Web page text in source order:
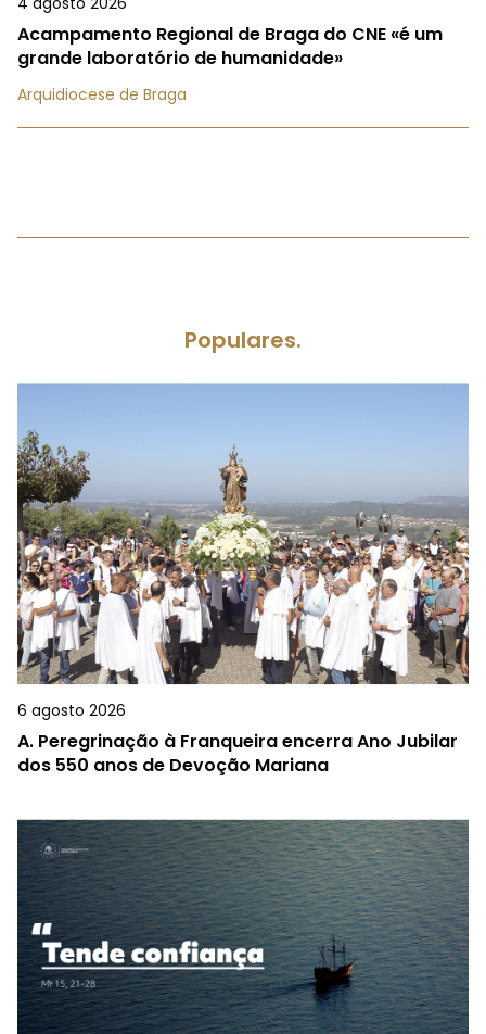
Acampamento Regional de Braga do CNE «é um
grande laboratório de humanidade»
Arquidiocese de Braga
Populares.
6 agosto 2026
A. Peregrinação à Franqueira encerra Ano Jubilar
dos 550 anos de Devoção Mariana